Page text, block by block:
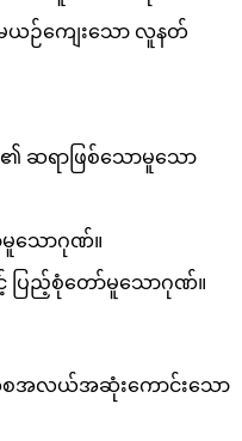
မယဉ်ကျေးသော လူနတ်
ဆရာဖြစ်သောမူသော
ာ်မူသောဂုဏ်။
င့် ပြည့်စုံတော်မူသောဂုဏ်။
အစအလယ်အဆုံးကောင်းသော